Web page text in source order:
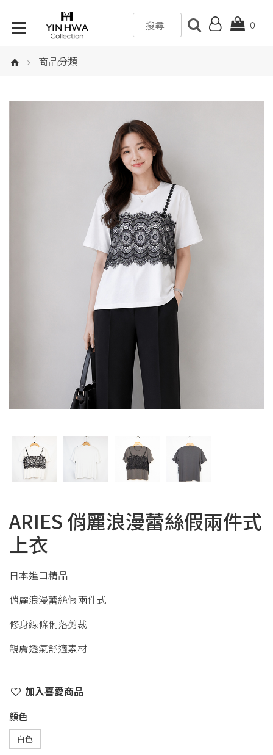
0
商品分類
ARIES 俏麗浪漫蕾絲假兩件式
上衣
日本進口精品
俏麗浪漫蕾絲假兩件式
修身線條俐落剪裁
親膚透氣舒適素材
加入喜愛商品
顏色
白色